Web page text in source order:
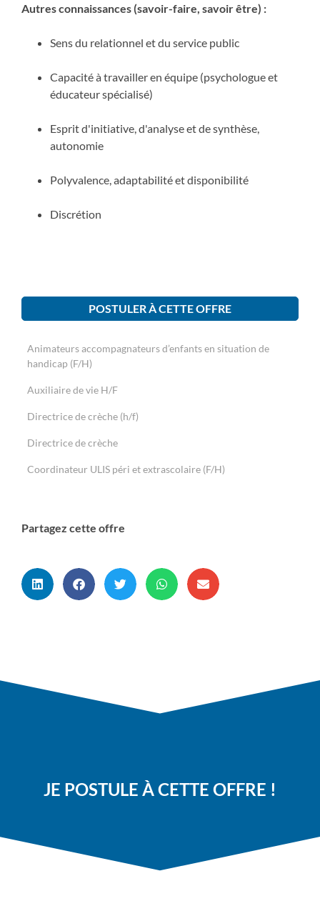
Autres connaissances (savoir-faire, savoir être) :
Sens du relationnel et du service public
Capacité à travailler en équipe (psychologue et
éducateur spécialisé)
Esprit d'initiative, d'analyse et de synthèse,
autonomie
Polyvalence, adaptabilité et disponibilité
Discrétion
POSTULER À CETTE OFFRE
Animateurs accompagnateurs d’enfants en situation de
handicap (F/H)
Auxiliaire de vie H/F
Directrice de crèche (h/f)
Directrice de crèche
Coordinateur ULIS péri et extrascolaire (F/H)
Partagez cette offre
JE POSTULE À CETTE OFFRE !